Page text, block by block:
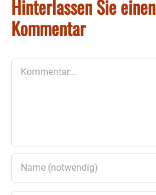
Hinterlassen Sie einen
Kommentar